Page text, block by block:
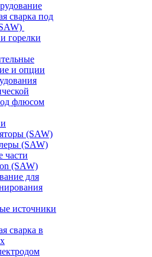
сварка под
горелки
и опции
флюсом
(SAW)
(SAW)
части
(SAW)
для
источники
сварка в